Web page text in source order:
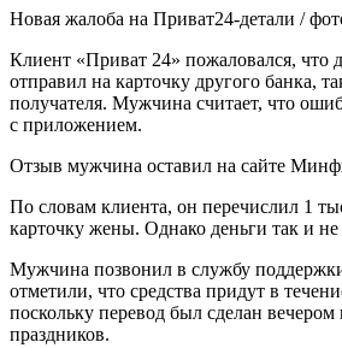
Новая жалоба на Приват24-детали /
Клиент «Приват 24» пожаловался, что
отправил на карточку другого банка,
получателя. Мужчина считает, что
с приложением.
Отзыв мужчина оставил на сайте
По словам клиента, он перечислил 1
карточку жены. Однако деньги так и
Мужчина позвонил в службу
отметили, что средства придут в
поскольку перевод был сделан
праздников.